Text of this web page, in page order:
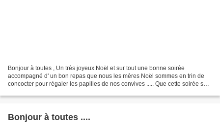
Bonjour à toutes , Un très joyeux Noël et sur tout une bonne soirée
accompagné d' un bon repas que nous les mères Noël sommes en trin de
concocter pour régaler les papilles de nos convives ..... Que cette soirée soit
Bonjour à toutes ....